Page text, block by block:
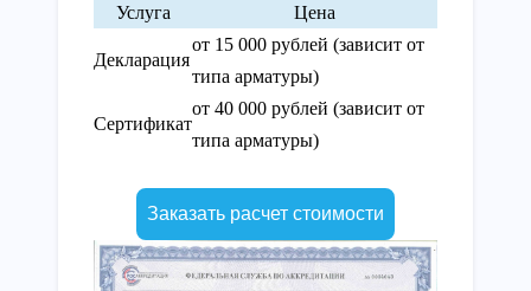
Услуга Цена
Декларация
от 15 000 рублей (зависит от
типа арматуры)
Сертификат
от 40 000 рублей (зависит от
типа арматуры)
Заказать расчет стоимости